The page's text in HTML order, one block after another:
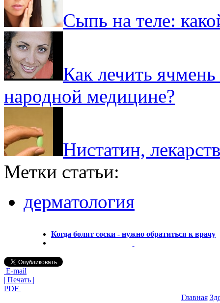
Сыпь на теле:
Как лечить
народной медицине?
Нистатин,
Метки статьи:
дерматология
Когда болят соски - нужно обратиться к врачу
E-mail
| Печать |
PDF
Главная